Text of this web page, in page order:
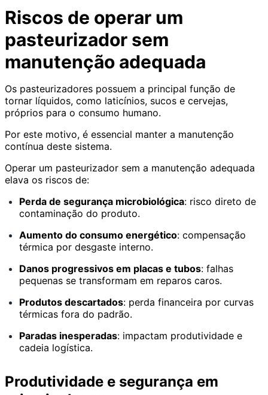
Riscos de operar um
pasteurizador sem
manutenção adequada
Os pasteurizadores possuem a principal função de
tornar líquidos, como laticínios, sucos e cervejas,
próprios para o consumo humano.
Por este motivo, é essencial manter a manutenção
contínua deste sistema.
Operar um pasteurizador sem a manutenção adequada
elava os riscos de:
Perda de segurança microbiológica: risco direto de
contaminação do produto.
Aumento do consumo energético: compensação
térmica por desgaste interno.
Danos progressivos em placas e tubos: falhas
pequenas se transformam em reparos caros.
Produtos descartados: perda financeira por curvas
térmicas fora do padrão.
Paradas inesperadas: impactam produtividade e
cadeia logística.
Produtividade e segurança em